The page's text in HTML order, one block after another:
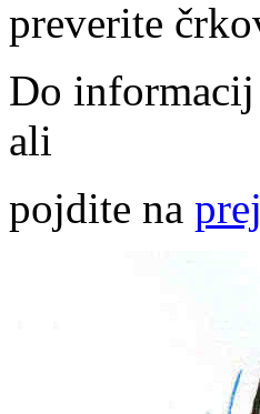
preverite
Do
ali
pojdite na